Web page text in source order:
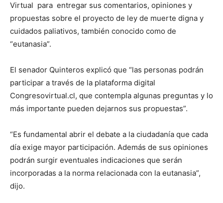
Virtual para entregar sus comentarios, opiniones y
propuestas sobre el proyecto de ley de muerte digna y
cuidados paliativos, también conocido como de
“eutanasia”.
El senador Quinteros explicó que “las personas podrán
participar a través de la plataforma digital
Congresovirtual.cl, que contempla algunas preguntas y lo
más importante pueden dejarnos sus propuestas”.
“Es fundamental abrir el debate a la ciudadanía que cada
día exige mayor participación. Además de sus opiniones
podrán surgir eventuales indicaciones que serán
incorporadas a la norma relacionada con la eutanasia”,
dijo.